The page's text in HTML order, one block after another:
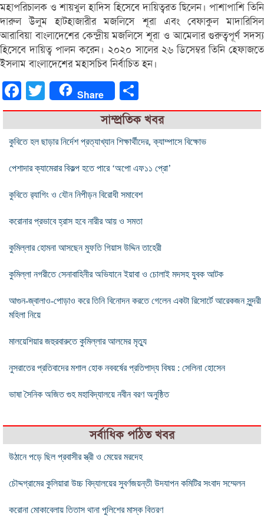
মহাপরিচালক ও শায়খুল হাদিস হিসেবে দায়িত্বরত ছিলেন। পাশাপাশি তিনি
দারুল উলুম হাটহাজারীর মজলিসে শূরা এবং বেফাকুল মাদারিসিল
আরাবিয়া বাংলাদেশের কেন্দ্রীয় মজলিসে শূরা ও আমেলার গুরুত্বপূর্ণ সদস্য
হিসেবে দায়িত্ব পালন করেন। ২০২০ সালের ২৬ ডিসেম্বর তিনি হেফাজতে
ইসলাম বাংলাদেশের মহাসচিব নির্বাচিত হন।
FacebookTwitter Share
সাম্প্রতিক খবর
কুবিতে হল ছাড়ার নির্দেশ প্রত্যাখ্যান শিক্ষার্থীদের, ক্যাম্পাসে বিক্ষোভ
পেশাদার ক্যামেরার বিকল্প হতে পারে ‘অপো এফ১১ প্রো’
কুবিতে র‌্যাগিং ও যৌন নিপীড়ন বিরোধী সমাবেশ
করোনার প্রভাবে হ্রাস হবে নারীর আয় ও সমতা
কুমিল্লার হোমনা আসছেন মুফতি গিয়াস উদ্দিন তাহেরী
কুমিল্লা নগরীতে সেনাবাহিনীর অভিযানে ইয়াবা ও চোলাই মদসহ যুবক আটক
আগুন-জ্বালাও-পোড়াও করে তিনি বিনোদন করতে গেলেন একটা রিসোর্টে আরেকজন সুন্দরী
মহিলা নিয়ে
মালয়েশিয়ার জহুরবারুতে কুমিল্লার আলমের মৃত্যু
নুসরাতের প্রতিবাদের মশাল হোক নববর্ষের প্রতিপাদ্য বিষয় : সেলিনা হোসেন
ভাষা সৈনিক অজিত গুহ মহাবিদ্যালয়ে নবীন বরণ অনুষ্ঠিত
সর্বাধিক পঠিত খবর
উঠানে পড়ে ছিল প্রবাসীর স্ত্রী ও মেয়ের মরদেহ
চৌদ্দগ্রামের কুলিয়ারা উচ্চ বিদ্যালয়ের সুবর্ণজয়ন্তী উদযাপন কমিটির সংবাদ সম্মেলন
করোনা মোকাবেলায় তিতাস থানা পুলিশের মাস্ক বিতরণ